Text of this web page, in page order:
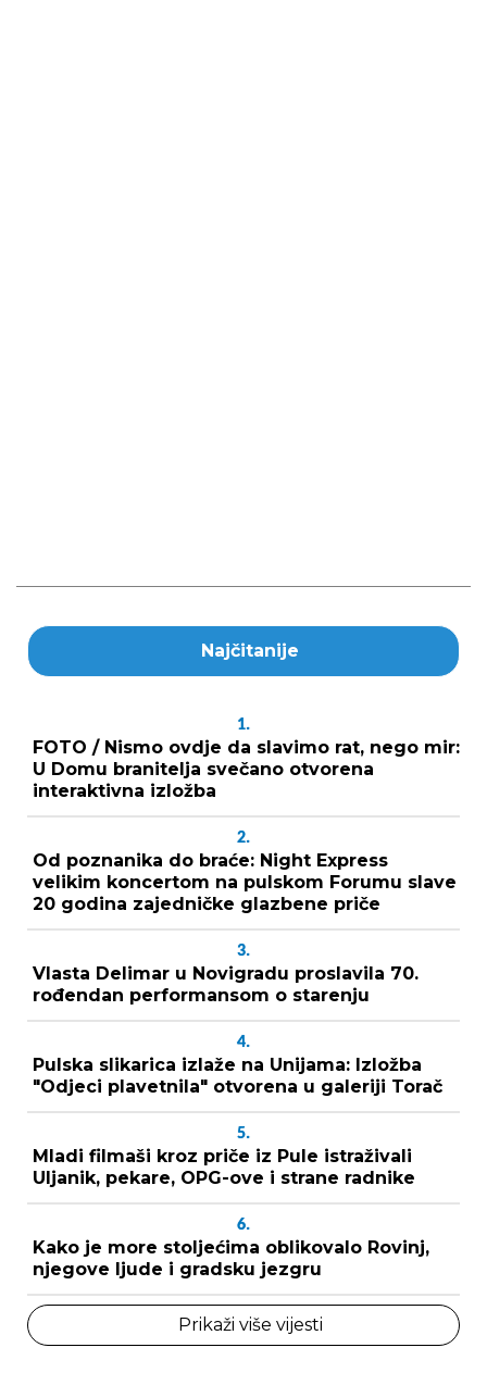
Najčitanije
1.
FOTO / Nismo ovdje da slavimo rat, nego mir:
U Domu branitelja svečano otvorena
interaktivna izložba
2.
Od poznanika do braće: Night Express
velikim koncertom na pulskom Forumu slave
20 godina zajedničke glazbene priče
3.
Vlasta Delimar u Novigradu proslavila 70.
rođendan performansom o starenju
4.
Pulska slikarica izlaže na Unijama: Izložba
"Odjeci plavetnila" otvorena u galeriji Torač
5.
Mladi filmaši kroz priče iz Pule istraživali
Uljanik, pekare, OPG-ove i strane radnike
6.
Kako je more stoljećima oblikovalo Rovinj,
njegove ljude i gradsku jezgru
Prikaži više vijesti